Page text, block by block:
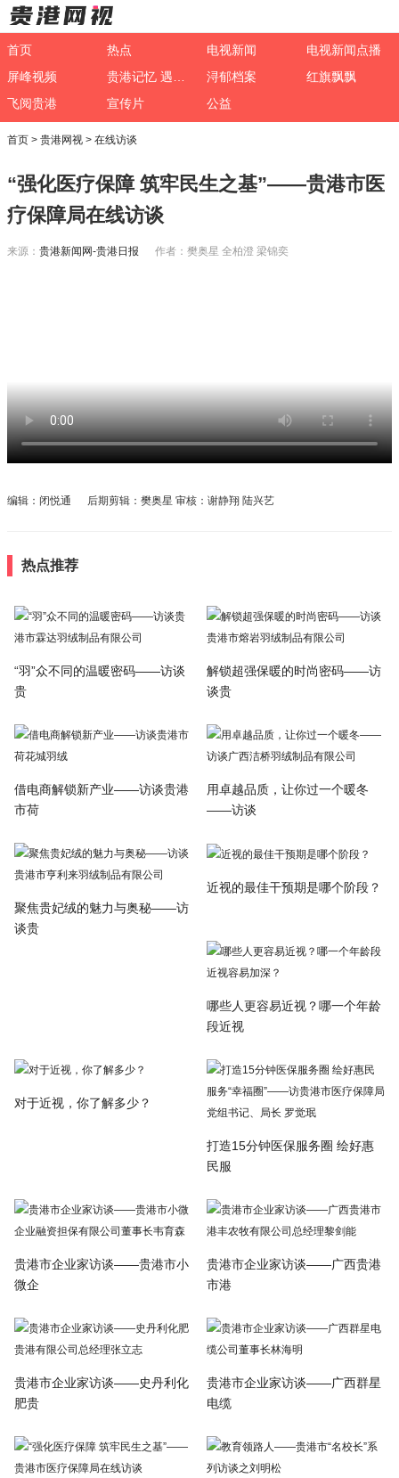
首页 热点 电视新闻
电视新闻点播
屏峰视频
浔郁档案
红旗飘飘
飞阅贵港
宣传片 公益
首页 > 贵港网视 > 在线访谈
“强化医疗保障 筑牢民生之基”——贵港市医
疗保障局在线访谈
来源： 贵港新闻网-贵港日报 作者：樊奥星 全柏澄 梁锦奕
编辑：闭悦通 后期剪辑：樊奥星 审核：谢静翔 陆兴艺
热点推荐
“羽”众不同的温暖密码——访谈
贵
解锁超强保暖的时尚密码——访
谈贵
借电商解锁新产业——访谈贵港
市荷
用卓越品质，让你过一个暖冬
——访谈
聚焦贵妃绒的魅力与奥秘——访
谈贵
近视的最佳干预期是哪个阶段？
哪些人更容易近视？哪一个年龄
段近视
对于近视，你了解多少？
打造15分钟医保服务圈 绘好惠
民服
贵港市企业家访谈——贵港市小
微企
贵港市企业家访谈——广西贵港
市港
贵港市企业家访谈——史丹利化
肥贵
贵港市企业家访谈——广西群星
电缆